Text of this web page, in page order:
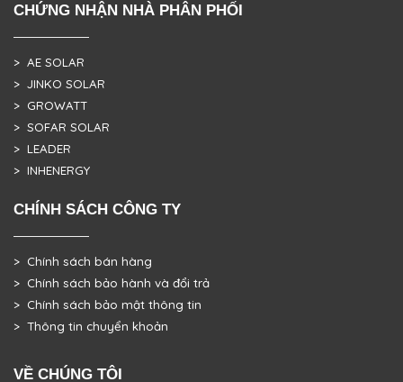
CHỨNG NHẬN NHÀ PHÂN PHỐI
> AE SOLAR
> JINKO SOLAR
> GROWATT
> SOFAR SOLAR
> LEADER
> INHENERGY
CHÍNH SÁCH CÔNG TY
> Chính sách bán hàng
> Chính sách bảo hành và đổi trả
> Chính sách bảo mật thông tin
> Thông tin chuyển khoản
VỀ CHÚNG TÔI